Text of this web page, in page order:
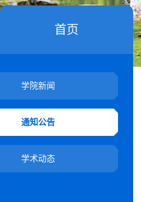
首页
学院新闻
通知公告
学术动态